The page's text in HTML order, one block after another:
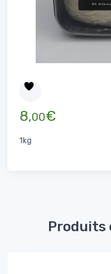
8,00€
1kg
Produits